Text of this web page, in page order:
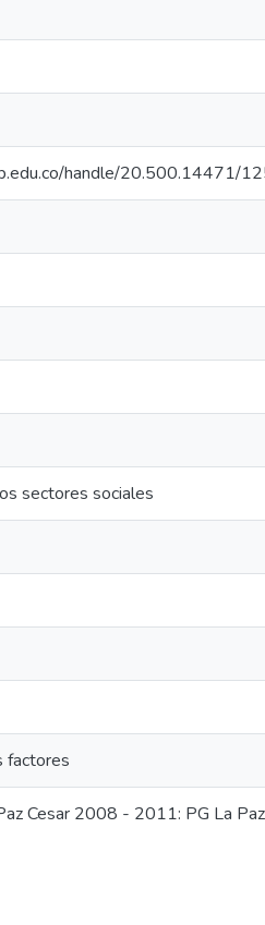
handle/20.500.14471/
sectores sociales
factores
Cesar 2008 - 2011: PG La